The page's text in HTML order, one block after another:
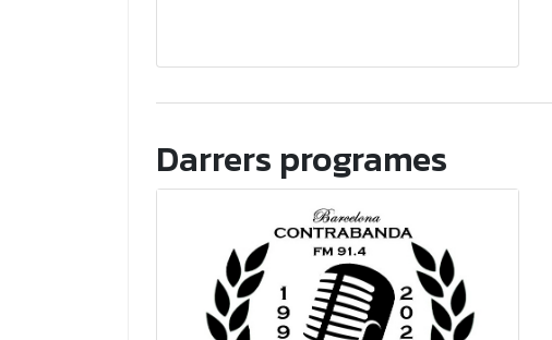
Darrers programes